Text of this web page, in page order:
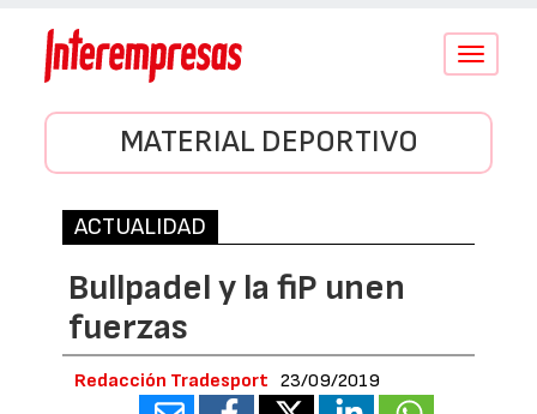
Conmutar
MATERIAL DEPORTIVO
ACTUALIDAD
Bullpadel y la fiP unen
fuerzas
Redacción Tradesport 23/09/2019